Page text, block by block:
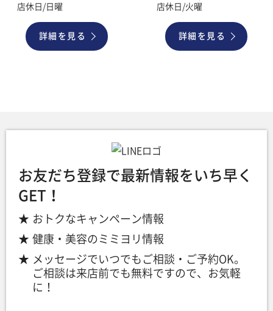
店休日/日曜
詳細を見る
店休日/火曜
詳細を見る
お友だち登録で最新情報をいち早く
GET！
おトクなキャンペーン情報
健康・美容のミミヨリ情報
メッセージでいつでもご相談・ご予約OK。
ご相談は来店前でも無料ですので、お気軽
に！